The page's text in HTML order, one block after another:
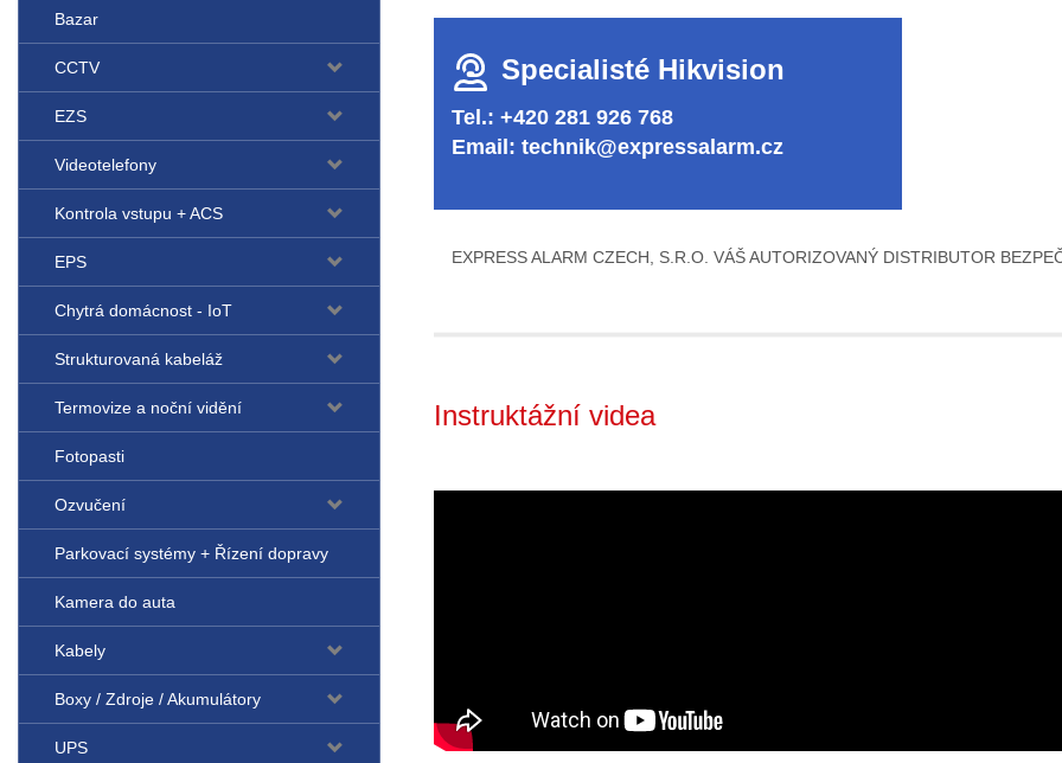
Bazar
CCTV
EZS
Videotelefony
Kontrola vstupu + ACS
EPS
Chytrá domácnost - IoT
Strukturovaná kabeláž
Termovize a noční vidění
Fotopasti
Ozvučení
Parkovací systémy + Řízení dopravy
Kamera do auta
Kabely
Boxy / Zdroje / Akumulátory
UPS
Specialisté Hikvision
Tel.: +420 281 926 768
Email: technik@expressalarm.cz
EXPRESS ALARM CZECH, S.R.O. VÁŠ AUTORIZOVANÝ DISTRIBUTOR
Instruktážní videa